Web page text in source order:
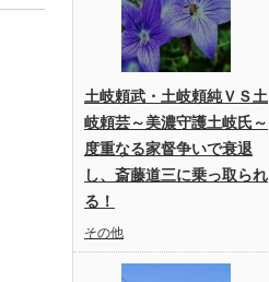
土岐頼武・土岐頼純ＶＳ土
岐頼芸～美濃守護土岐氏～
度重なる家督争いで衰退
し、斎藤道三に乗っ取られ
る！
その他